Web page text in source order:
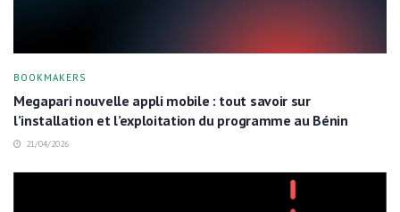
BOOKMAKERS
Megapari nouvelle appli mobile : tout savoir sur
l’installation et l’exploitation du programme au Bénin
21/04/2026